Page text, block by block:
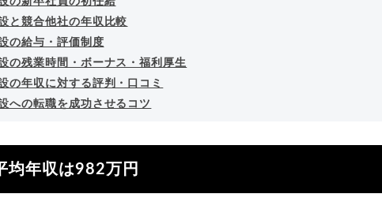
と競合他社の年収比較
の給与・評価制度
の残業時間・ボーナス・福利厚生
の年収に対する評判・口コミ
への転職を成功させるコツ
均年収は982万円